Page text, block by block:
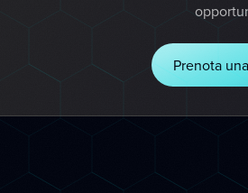
Prenota